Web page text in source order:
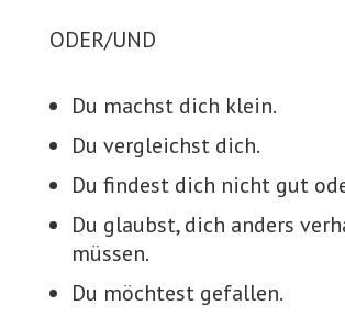
ODER/UND
Du machst dich klein.
Du vergleichst dich.
Du findest dich nicht gut
Du glaubst, dich anders
müssen.
Du möchtest gefallen.